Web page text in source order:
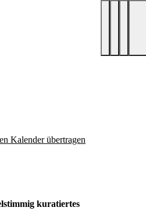
Kalender übertragen
kuratiertes